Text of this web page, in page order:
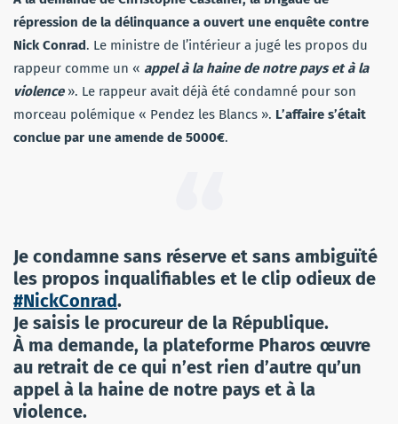
répression de la délinquance a ouvert une enquête contre
Nick Conrad. Le ministre de l’intérieur a jugé les propos du
rappeur comme un « appel à la haine de notre pays et à la
violence». Le rappeur avait déjà été condamné pour son
morceau polémique « Pendez les Blancs ». L’affaire s’était
conclue par une amende de 5000€.
Je condamne sans réserve et sans ambiguïté
les propos inqualifiables et le clip odieux de
#NickConrad.
Je saisis le procureur de la République.
À ma demande, la plateforme Pharos œuvre
au retrait de ce qui n’est rien d’autre qu’un
appel à la haine de notre pays et à la
violence.